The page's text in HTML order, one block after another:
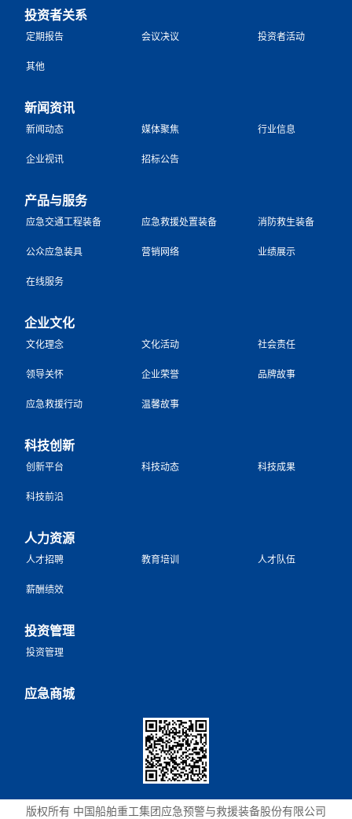
投资者关系
定期报告 会议决议 投资者活动
其他
新闻资讯
新闻动态 媒体聚焦 行业信息
企业视讯 招标公告
产品与服务
应急交通工程装备 应急救援处置装备 消防救生装备
公众应急装具 营销网络 业绩展示
在线服务
企业文化
文化理念 文化活动 社会责任
领导关怀 企业荣誉 品牌故事
应急救援行动 温馨故事
科技创新
创新平台 科技动态 科技成果
科技前沿
人力资源
人才招聘 教育培训 人才队伍
薪酬绩效
投资管理
投资管理
应急商城
版权所有 中国船舶重工集团应急预警与救援装备股份有限公司